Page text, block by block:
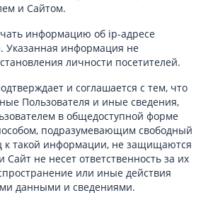
и Сайтом.
информацию об ip-адресе
Указанная информация не
личности посетителей.
и соглашается с тем, что
Пользователя и иные сведения,
в общедоступной форме
подразумевающим свободный
к такой информации, не защищаются
Сайт не несет ответственность за их
или иные действия
данными и сведениями.